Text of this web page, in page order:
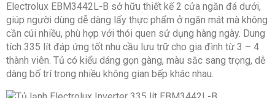
Công
nghệ
làm
lạnh
Công nghệ
Cooling 360
độ đưa khí
lạnh đều khắp
ngăn tủ
Công
Khử mùi
Electrolux EBM3442L-B sở hữu thiết kế 2 cửa ngăn đá dưới,
giúp người dùng dễ dàng lấy thực phẩm ở ngăn mát mà không
cần cúi nhiều, phù hợp với thói quen sử dụng hàng ngày. Dung
tích 335 lít đáp ứng tốt nhu cầu lưu trữ cho gia đình từ 3 – 4
thành viên. Tủ có kiểu dáng gọn gàng, màu sắc sang trọng, dễ
dàng bố trí trong nhiều không gian bếp khác nhau.